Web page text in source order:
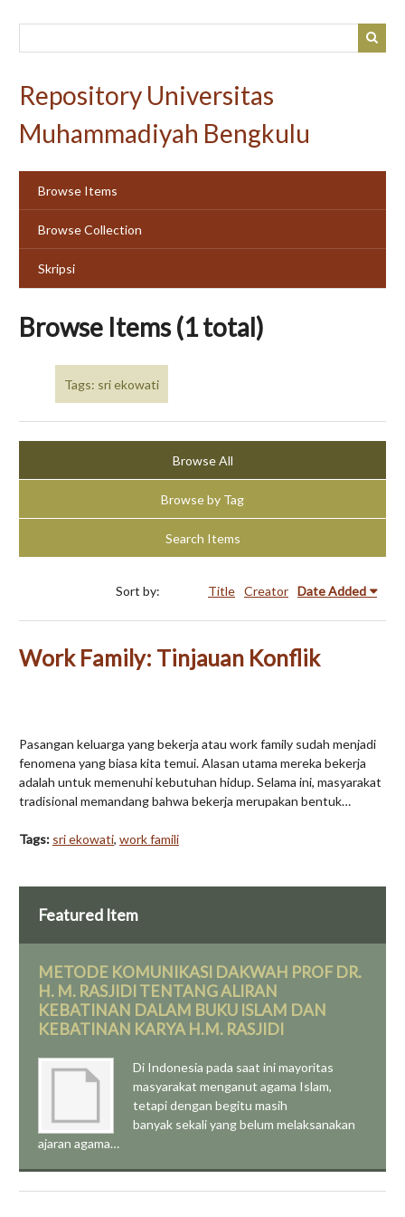
Repository Universitas
Muhammadiyah Bengkulu
Browse Items
Browse Collection
Skripsi
Browse Items (1 total)
Tags: sri ekowati
Browse All
Browse by Tag
Search Items
Sort by: Title Creator Date Added
Work Family: Tinjauan Konflik
Pasangan keluarga yang bekerja atau work family sudah menjadi
fenomena yang biasa kita temui. Alasan utama mereka bekerja
adalah untuk memenuhi kebutuhan hidup. Selama ini, masyarakat
tradisional memandang bahwa bekerja merupakan bentuk…
Tags: sri ekowati, work famili
Featured Item
METODE KOMUNIKASI DAKWAH PROF DR.
H. M. RASJIDI TENTANG ALIRAN
KEBATINAN DALAM BUKU ISLAM DAN
KEBATINAN KARYA H.M. RASJIDI
Di Indonesia pada saat ini mayoritas
masyarakat menganut agama Islam,
tetapi dengan begitu masih
banyak sekali yang belum melaksanakan
ajaran agama…